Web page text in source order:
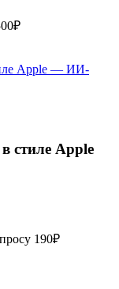
стиле Apple
190₽